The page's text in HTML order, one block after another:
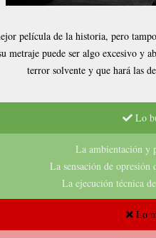
película de la historia, pero
metraje puede ser algo excesivo y
terror solvente y que hará las
Lo
La ambientación y
La sensación de opresión
La ejecución técnica
Lo